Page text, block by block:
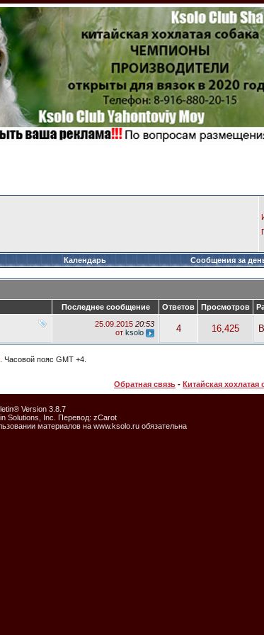
Календарь Сообщения за
Последнее сообщение Ответов Просмотров
25.09.2015 20:53
от ksolo 4 16,425
. Часовой пояс GMT +4.
Обратная связь - Китайская
Version 3.8.7
Solutions, Inc. Перевод: zCarot
материалов на www.ksolo.ru обязательна